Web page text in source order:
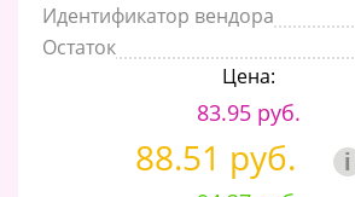
Идентификатор вендора
Остаток
Цена:
83.95 руб.
88.51 руб. i